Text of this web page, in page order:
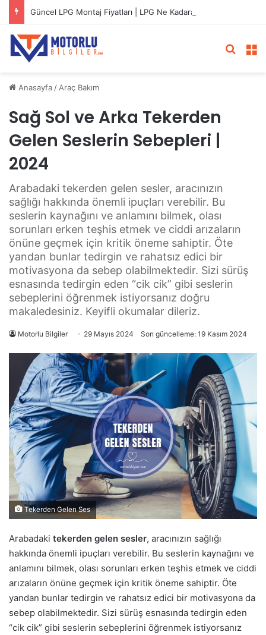
Güncel LPG Montaj Fiyatları | LPG Ne Kadara Takılır?
Anasayfa / Araç Bakım
Sağ Sol ve Arka Tekerden
Gelen Seslerin Sebepleri |
2024
Arabadaki tekerden gelen sesler, aracınızın
sağlığı hakkında önemli ipuçları verebilir. Bu
seslerin kaynağını ve anlamını bilmek, olası
sorunları erken teşhis etmek ve ciddi arızaların
önüne geçmek için kritik öneme sahiptir. Öte
yandan bunlar tedirgin ve rahatsız edici bir
motivasyona da sebep olabilmektedir. Sizi sürüş
esnasında tedirgin eden “cik cik” gibi seslerin
sebeplerini öğrenmek istiyorsanız doğru
makaledesiniz. Keyifli okumalar dileriz.
Motorlu Bilgiler 29 Mayıs 2024 Son güncelleme: 19 Kasım 2024
Tekerden Gelen Ses
Arabadaki tekerden gelen sesler, aracınızın sağlığı
hakkında önemli ipuçları verebilir. Bu seslerin kaynağını ve
anlamını bilmek, olası sorunları erken teşhis etmek ve ciddi
arızaların önüne geçmek için kritik öneme sahiptir. Öte
yandan bunlar tedirgin ve rahatsız edici bir motivasyona da
sebep olabilmektedir. Sizi sürüş esnasında tedirgin eden
“cik cik” gibi seslerin sebeplerini öğrenmek istiyorsanız